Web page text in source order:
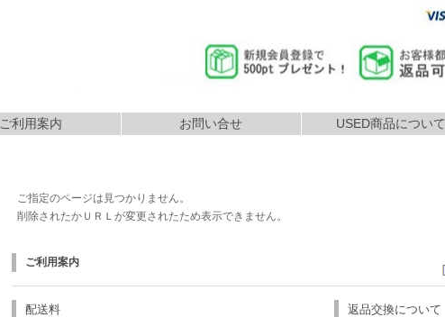
ご利用案内 お問い合せ USED商品について
ご指定のページは見つかりません。
削除されたかＵＲＬが変更されたため表示できません。
ご利用案内
配送料 返品交換について